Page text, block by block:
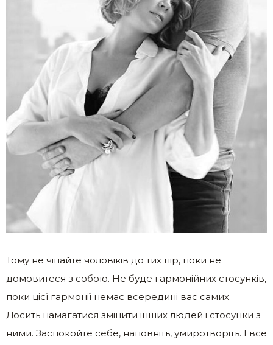
Тому не чіпайте чоловіків до тих пір, поки не
домовитеся з собою. Не буде гармонійних стосунків,
поки цієї гармонії немає всередині вас самих.
Досить намагатися змінити інших людей і стосунки з
ними. Заспокойте себе, наповніть, умиротворіть. І все